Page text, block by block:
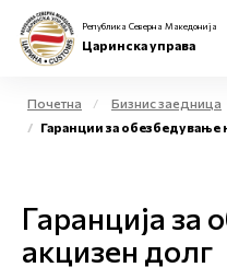
Физички лица
Бизнис заедница
Република Северна Македонија
Царинска управа
Почетна Бизнис заедница
Гаранции за обезбедување на
Гаранција за
акцизен долг